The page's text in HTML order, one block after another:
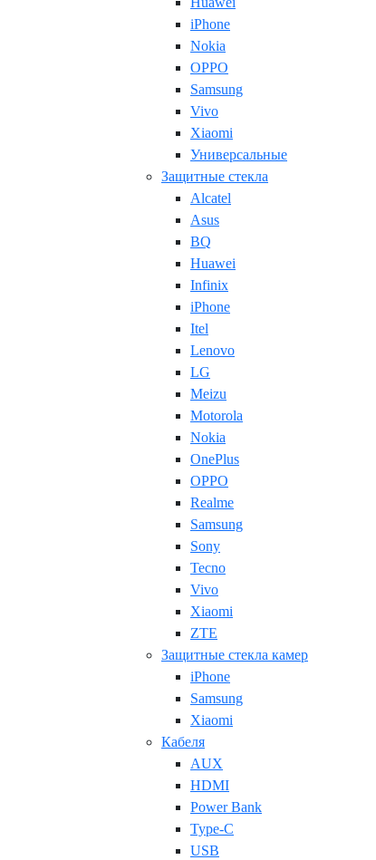
iPhone
Nokia
OPPO
Samsung
Vivo
Xiaomi
Универсальные
Защитные стекла
Alcatel
Asus
BQ
Huawei
Infinix
iPhone
Itel
Lenovo
LG
Meizu
Motorola
Nokia
OnePlus
OPPO
Realme
Samsung
Sony
Tecno
Vivo
Xiaomi
ZTE
Защитные стекла камер
iPhone
Samsung
Xiaomi
Кабеля
AUX
HDMI
Power Bank
Type-C
USB